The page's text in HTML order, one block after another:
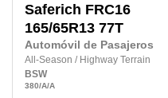
Saferich FRC16
165/65R13 77T
Automóvil de Pasajeros
All-Season / Highway Terrain
BSW
380/A/A